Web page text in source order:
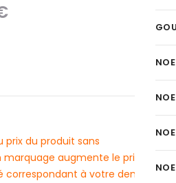
prix du produit sans
augmente le prix du
correspondant à votre demande